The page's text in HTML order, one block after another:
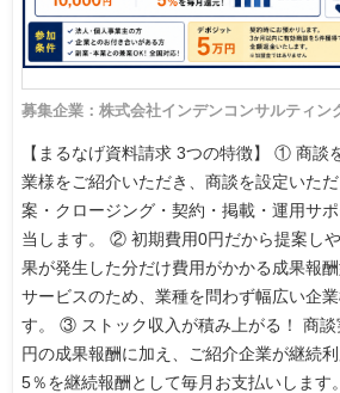
募集企業：株式会社インデンコンサルティン
【まるなげ資料請求 3つの特徴】 ① 商談
業様をご紹介いただき、商談を設定いた
案・クロージング・契約・掲載・運用サ
当します。 ② 初期費用0円だから提案し
果が発生した分だけ費用がかかる成果報
サービスのため、業種を問わず幅広い企
す。 ③ ストック収入が積み上がる！ 商
円の成果報酬に加え、ご紹介企業が継続
5％を継続報酬として毎月お支払いしま